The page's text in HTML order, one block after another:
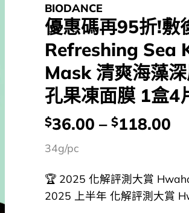
BIODANCE
優惠碼再95折!敷
Refreshing Sea
Mask 清爽海藻
孔果凍面膜 1盒4
價
$36.00 – $118.00
34g/pc
🏆 2025 化解評測大賞
2025 上半年 化解評測大賞